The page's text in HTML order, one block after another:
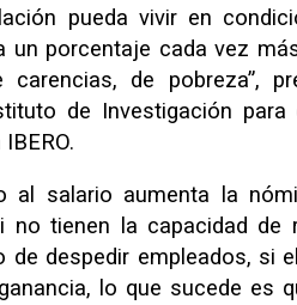
pueda vivir en
un porcentaje cada vez
de pobreza”,
de Investigación para
al salario aumenta la
no tienen la capacidad de
de despedir empleados, si
lo que sucede es